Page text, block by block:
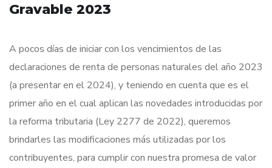
Gravable 2023
A pocos días de iniciar con los vencimientos de las
declaraciones de renta de personas naturales del año 2023
(a presentar en el 2024), y teniendo en cuenta que es el
primer año en el cual aplican las novedades introducidas por
la reforma tributaria (Ley 2277 de 2022), queremos
brindarles las modificaciones más utilizadas por los
contribuyentes, para cumplir con nuestra promesa de valor